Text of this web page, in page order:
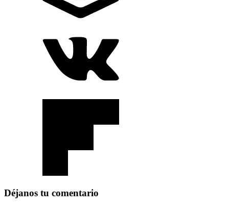
Déjanos tu comentario